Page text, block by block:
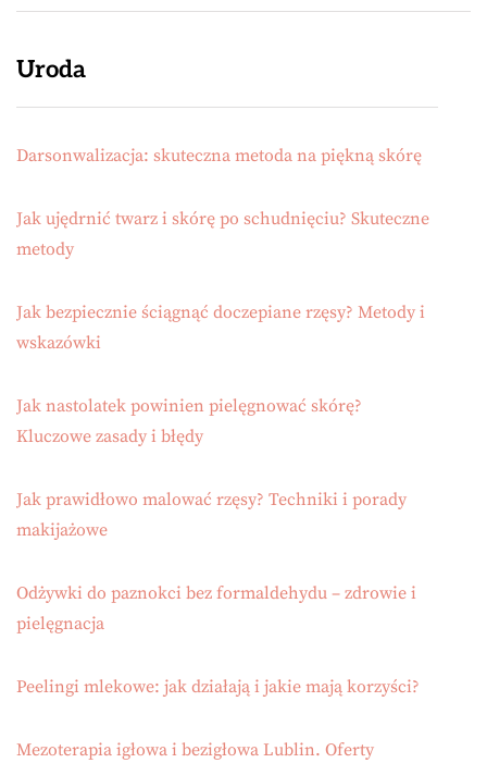
Uroda
Darsonwalizacja: skuteczna metoda na piękną skórę
Jak ujędrnić twarz i skórę po schudnięciu? Skuteczne
metody
Jak bezpiecznie ściągnąć doczepiane rzęsy? Metody i
wskazówki
Jak nastolatek powinien pielęgnować skórę?
Kluczowe zasady i błędy
Jak prawidłowo malować rzęsy? Techniki i porady
makijażowe
Odżywki do paznokci bez formaldehydu – zdrowie i
pielęgnacja
Peelingi mlekowe: jak działają i jakie mają korzyści?
Mezoterapia igłowa i bezigłowa Lublin. Oferty